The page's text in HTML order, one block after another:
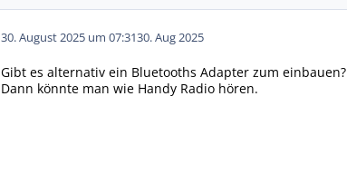
30. August 2025 um 07:3130. Aug 2025
Gibt es alternativ ein Bluetooths Adapter zum einbauen?
Dann könnte man wie Handy Radio hören.